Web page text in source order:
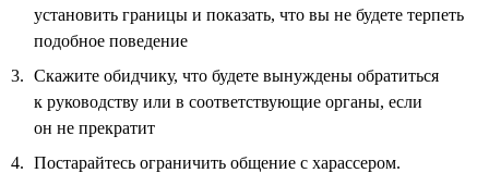
установить границы и показать, что вы не будете терпеть
подобное поведение
Скажите обидчику, что будете вынуждены обратиться
к руководству или в соответствующие органы, если
он не прекратит
Постарайтесь ограничить общение с харассером.